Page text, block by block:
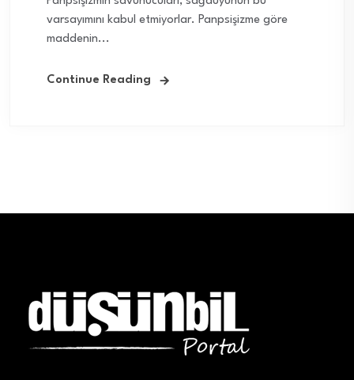
varsayımını kabul etmiyorlar. Panpsişizme göre
maddenin...
Continue Reading